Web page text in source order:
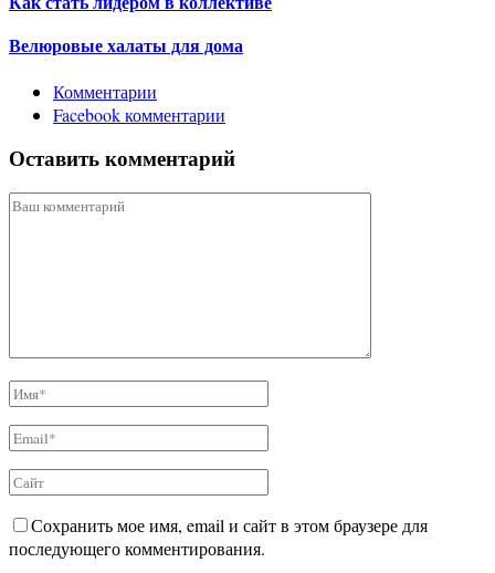
Велюровые халаты для дома
Комментарии
Facebook комментарии
Оставить комментарий
Сохранить мое имя, email и сайт в этом браузере для
последующего комментирования.